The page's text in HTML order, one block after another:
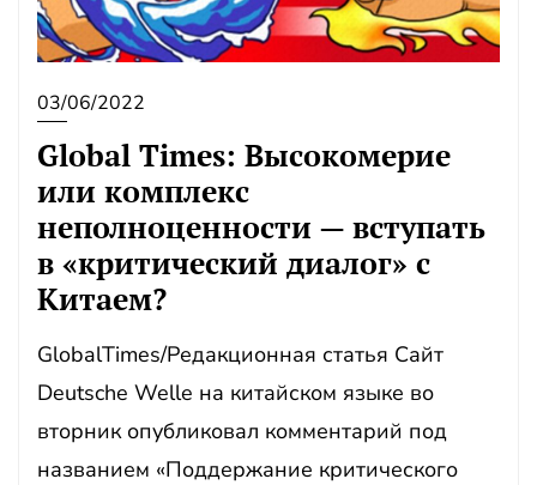
03/06/2022
Global Times: Высокомерие
или комплекс
неполноценности — вступать
в «критический диалог» с
Китаем?
GlobalTimes/Редакционная статья Сайт
Deutsche Welle на китайском языке во
вторник опубликовал комментарий под
названием «Поддержание критического